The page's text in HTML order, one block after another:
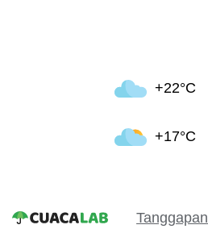
+22°C
+17°C
Tanggapan